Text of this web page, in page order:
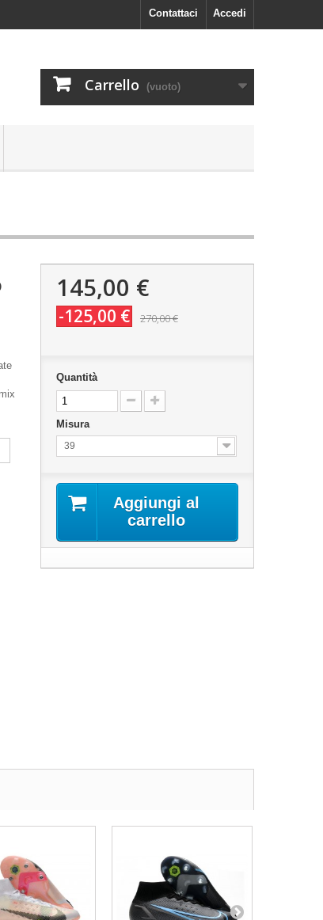
Accedi
Contattaci
Carrello (vuoto)
145,00 €
-125,00 € 270,00 €
Quantità
Misura
39
Aggiungi al
carrello